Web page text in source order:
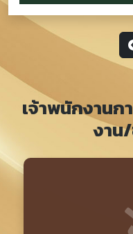
เจ้าพนักงาน
งาน